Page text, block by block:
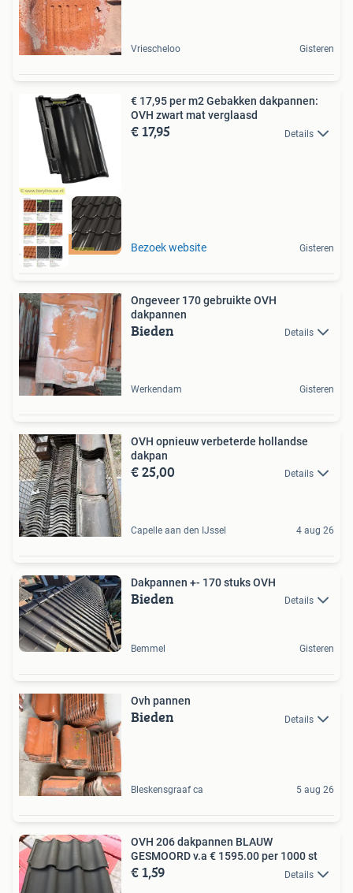
Vriescheloo Gisteren
BERYL HOUSE
€ 17,95 per m2 Gebakken dakpannen:
OVH zwart mat verglaasd
€ 17,95 Details
Bezoek website Gisteren
Ongeveer 170 gebruikte OVH
dakpannen
Bieden Details
Werkendam Gisteren
OVH opnieuw verbeterde hollandse
dakpan
€ 25,00 Details
Capelle aan den IJssel 4 aug 26
Dakpannen +- 170 stuks OVH
Bieden Details
Bemmel Gisteren
Ovh pannen
Bieden Details
Bleskensgraaf ca 5 aug 26
OVH 206 dakpannen BLAUW
GESMOORD v.a € 1595.00 per 1000 st
€ 1,59 Details